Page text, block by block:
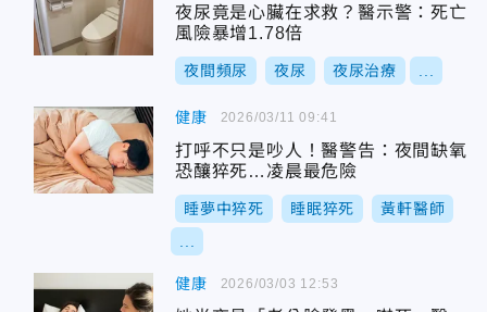
夜尿竟是心臟在求救？醫示警：死亡
風險暴增1.78倍
夜間頻尿 夜尿 夜尿治療
健康
打呼不只是吵人！醫警告：夜間缺氧
恐釀猝死…凌晨最危險
睡夢中猝死 睡眠猝死 黃軒醫師
2026/03/11 09:41
健康 2026/03/03 12:53